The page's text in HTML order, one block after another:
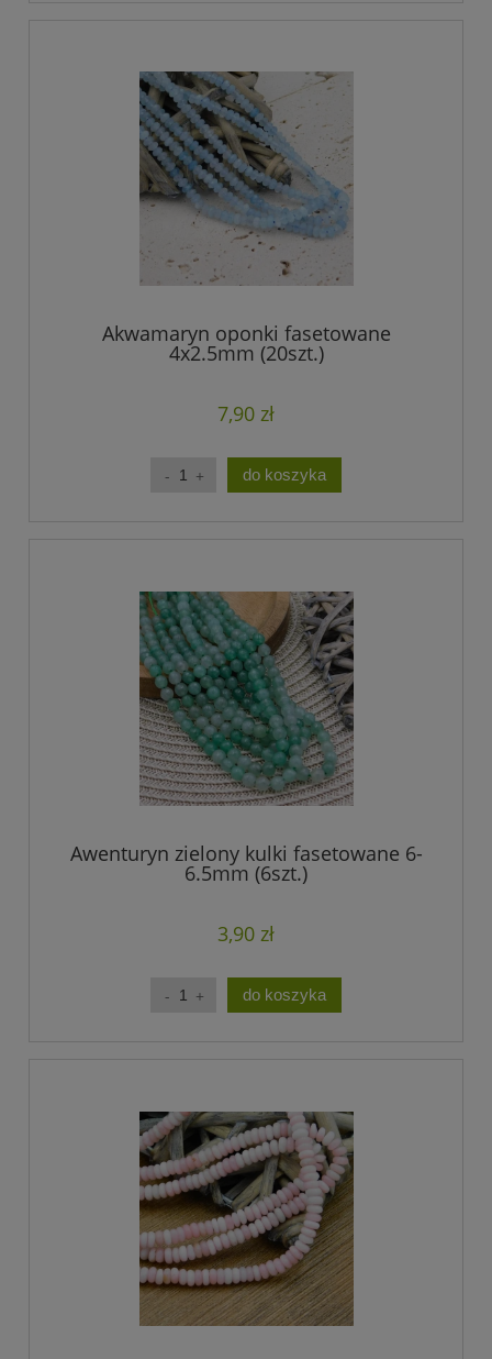
Akwamaryn oponki fasetowane
4x2.5mm (20szt.)
7,90 zł
do koszyka
Awenturyn zielony kulki fasetowane 6-
6.5mm (6szt.)
3,90 zł
do koszyka